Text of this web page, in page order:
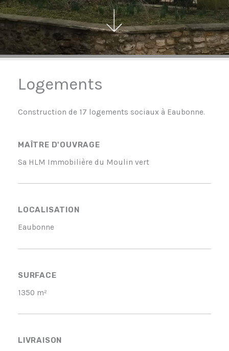
Logements
Construction de 17 logements sociaux à Eaubonne.
MAÎTRE D'OUVRAGE
Sa HLM Immobilière du Moulin vert
LOCALISATION
Eaubonne
SURFACE
1350 m²
LIVRAISON